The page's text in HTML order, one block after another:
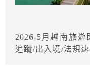
2026-5月越南旅
追蹤/出入境/法規